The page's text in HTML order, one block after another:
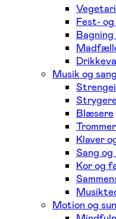
Fest-
Musik og sang
Blæsere
Klaver
Sang
Kor og
Motion og